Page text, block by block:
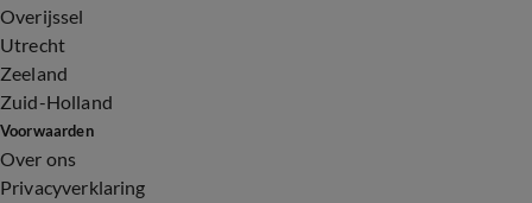
Overijssel
Utrecht
Zeeland
Zuid-Holland
Voorwaarden
Over ons
Privacyverklaring